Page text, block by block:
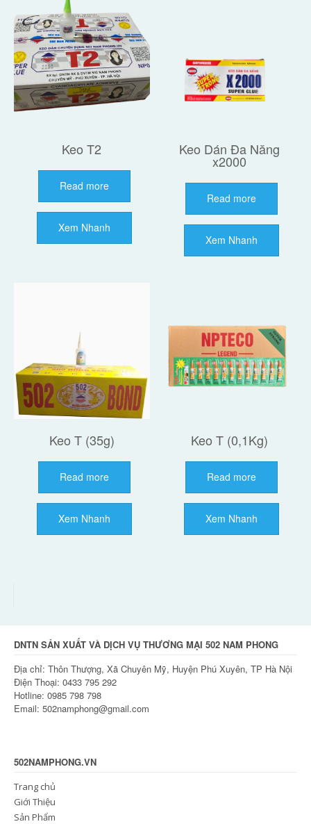
Keo T2
Read more
Xem Nhanh
Keo Dán Đa Năng
x2000
Read more
Xem Nhanh
Keo T (35g)
Read more
Xem Nhanh
Keo T (0,1Kg)
Read more
Xem Nhanh
DNTN SẢN XUẤT VÀ DỊCH VỤ THƯƠNG MẠI 502 NAM PHONG
Địa chỉ: Thôn Thượng, Xã Chuyên Mỹ, Huyện Phú Xuyên, TP Hà Nội
Điện Thoại: 0433 795 292
Hotline: 0985 798 798
Email: 502namphong@gmail.com
502NAMPHONG.VN
Trang chủ
Giới Thiệu
Sản Phẩm